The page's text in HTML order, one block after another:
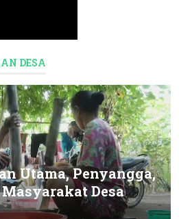
DESA
Utama, Penyangga,
Desa